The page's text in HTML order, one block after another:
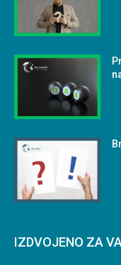
IZDVOJENO ZA